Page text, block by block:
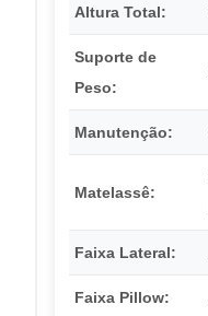
Altura Total:
Suporte de
Peso:
Manutenção:
Matelassê:
Faixa Lateral:
Faixa Pillow: